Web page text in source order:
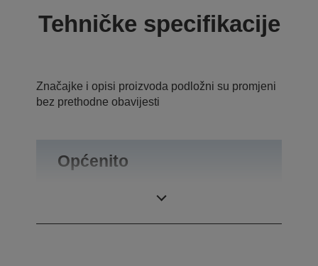
Tehničke specifikacije
Značajke i opisi proizvoda podložni su promjeni
bez prethodne obavijesti
Općenito